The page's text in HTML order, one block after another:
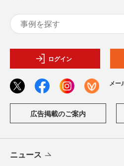
ログイン
メー
広告掲載のご案内
ニュース